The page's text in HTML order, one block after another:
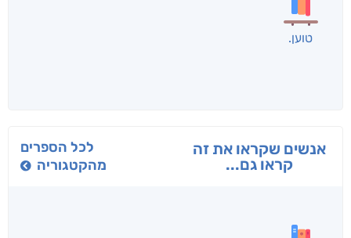
טוען
אנשים שקראו את זה
קראו גם...
לכל הספרים
מהקטגוריה